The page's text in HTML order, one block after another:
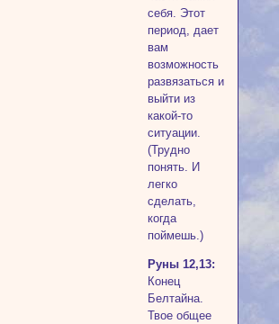
себя. Этот
период, дает
вам
возможность
развязаться и
выйти из
какой-то
ситуации.
(Трудно
понять. И
легко
сделать,
когда
поймешь.)
Руны 12,13:
Конец
Белтайна.
Твое общее